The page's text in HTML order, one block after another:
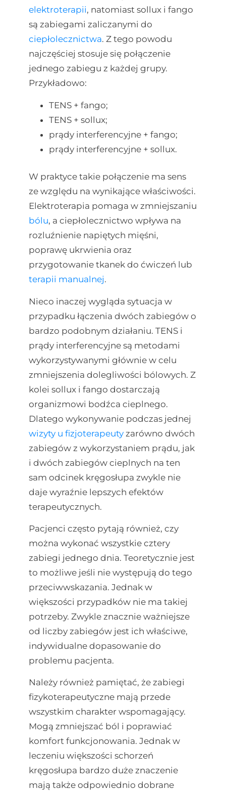
elektroterapii, natomiast sollux i fango
są zabiegami zaliczanymi do
ciepłolecznictwa. Z tego powodu
najczęściej stosuje się połączenie
jednego zabiegu z każdej grupy.
Przykładowo:
TENS + fango;
TENS + sollux;
prądy interferencyjne + fango;
prądy interferencyjne + sollux.
W praktyce takie połączenie ma sens
ze względu na wynikające właściwości.
Elektroterapia pomaga w zmniejszaniu
bólu, a ciepłolecznictwo wpływa na
rozluźnienie napiętych mięśni,
poprawę ukrwienia oraz
przygotowanie tkanek do ćwiczeń lub
terapii manualnej.
Nieco inaczej wygląda sytuacja w
przypadku łączenia dwóch zabiegów o
bardzo podobnym działaniu. TENS i
prądy interferencyjne są metodami
wykorzystywanymi głównie w celu
zmniejszenia dolegliwości bólowych. Z
kolei sollux i fango dostarczają
organizmowi bodźca cieplnego.
Dlatego wykonywanie podczas jednej
wizyty u fizjoterapeutyzarówno dwóch
zabiegów z wykorzystaniem prądu, jak
i dwóch zabiegów cieplnych na ten
sam odcinek kręgosłupa zwykle nie
daje wyraźnie lepszych efektów
terapeutycznych.
Pacjenci często pytają również, czy
można wykonać wszystkie cztery
zabiegi jednego dnia. Teoretycznie jest
to możliwe jeśli nie występują do tego
przeciwwskazania. Jednak w
większości przypadków nie ma takiej
potrzeby. Zwykle znacznie ważniejsze
od liczby zabiegów jest ich właściwe,
indywidualne dopasowanie do
problemu pacjenta.
Należy również pamiętać, że zabiegi
fizykoterapeutyczne mają przede
wszystkim charakter wspomagający.
Mogą zmniejszać ból i poprawiać
komfort funkcjonowania. Jednak w
leczeniu większości schorzeń
kręgosłupa bardzo duże znaczenie
mają także odpowiednio dobrane